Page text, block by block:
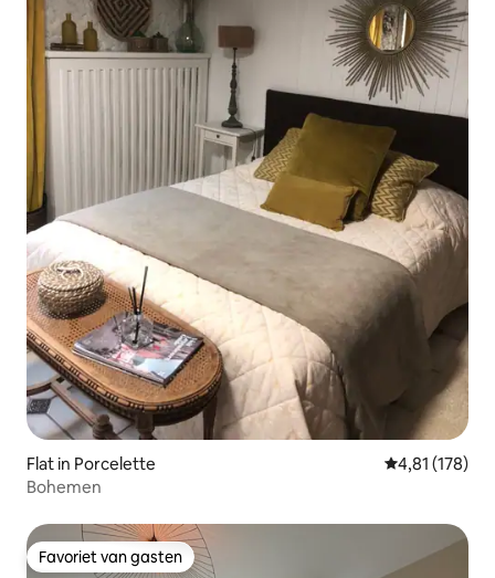
Flat in Porcelette Gemiddelde
4,81 (178)
Bohemen
Favoriet van gasten
Favoriet van gasten